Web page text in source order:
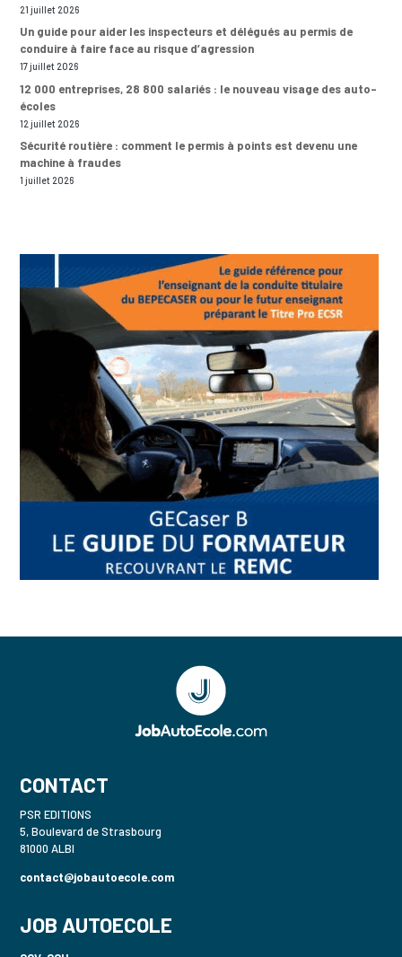
21 juillet 2026
Un guide pour aider les inspecteurs et délégués au permis de
conduire à faire face au risque d’agression
17 juillet 2026
12 000 entreprises, 28 800 salariés : le nouveau visage des auto-
écoles
12 juillet 2026
Sécurité routière : comment le permis à points est devenu une
machine à fraudes
1 juillet 2026
CONTACT
PSR EDITIONS
5, Boulevard de Strasbourg
81000 ALBI
contact@jobautoecole.com
JOB AUTOECOLE